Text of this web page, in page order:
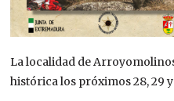
La localidad de
histórica los próximos 28, 29